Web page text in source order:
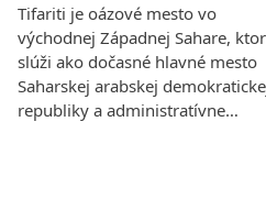
Tifariti je oázové mesto vo
východnej Západnej Sahare,
slúži ako dočasné hlavné mesto
Saharskej arabskej
republiky a administratívne…